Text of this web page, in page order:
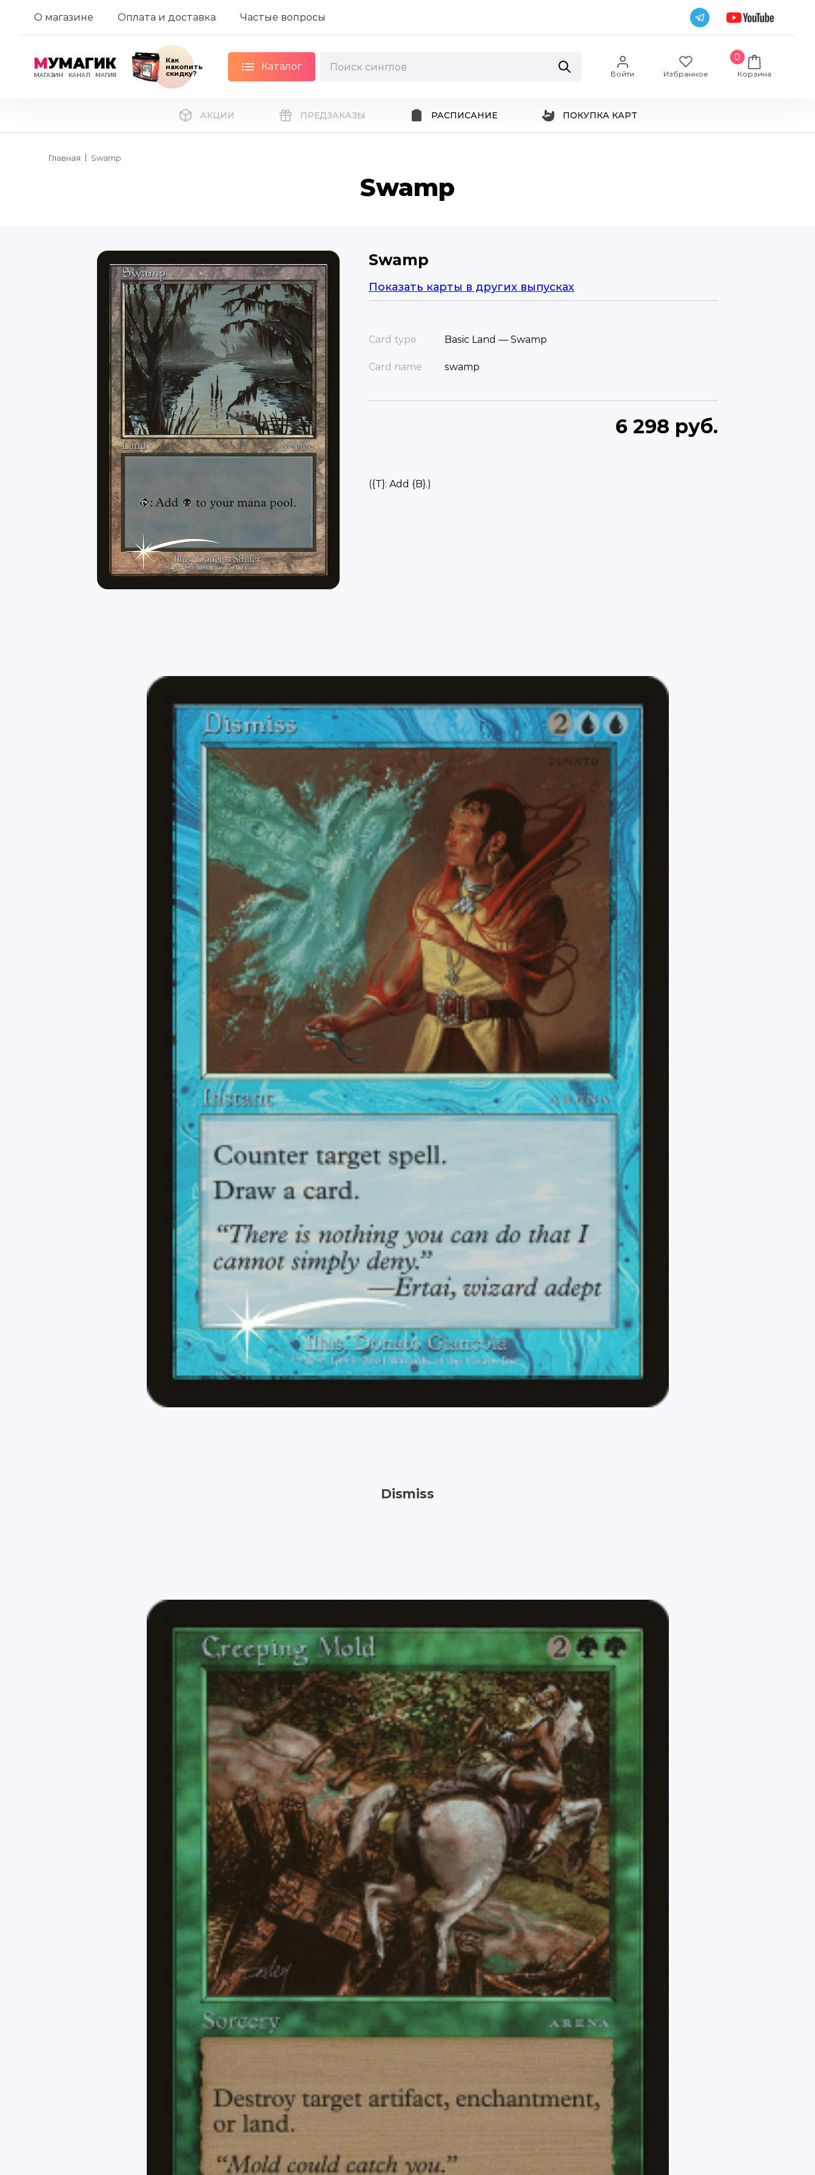
О магазине Оплата и доставка Частые вопросы
МУМАГИК
МАГАЗИН КАНАЛ МАГИЯ
Как
накопить
скидку?
Каталог
Войти Избранное
0
Корзина
АКЦИИ ПРЕДЗАКАЗЫ РАСПИСАНИЕ ПОКУПКА КАРТ
Главная Swamp
Swamp
Swamp
Показать карты в других выпусках
Card type Basic Land — Swamp
Card name swamp
6 298 руб.
({T}: Add {B}.)
Dismiss